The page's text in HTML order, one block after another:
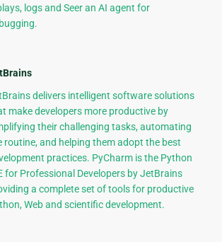
logs and Seer an AI agent for
delivers intelligent software solutions
make developers more productive by
their challenging tasks, automating
routine, and helping them adopt the best
practices. PyCharm is the Python
for Professional Developers by JetBrains
a complete set of tools for productive
Web and scientific development.